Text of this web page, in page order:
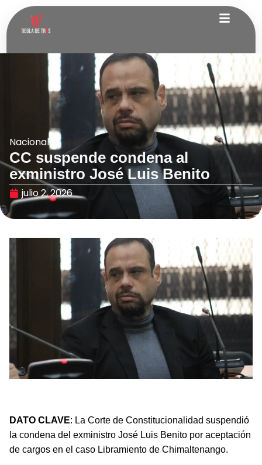
Nacionales
CC suspende condena al
exministro José Luis Benito
julio 2, 2026
DATO CLAVE: La Corte de Constitucionalidad suspendió
la condena del exministro José Luis Benito por aceptación
de cargos en el caso Libramiento de Chimaltenango.